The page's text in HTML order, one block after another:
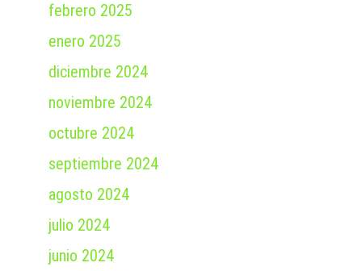
febrero 2025
enero 2025
diciembre 2024
noviembre 2024
octubre 2024
septiembre 2024
agosto 2024
julio 2024
junio 2024